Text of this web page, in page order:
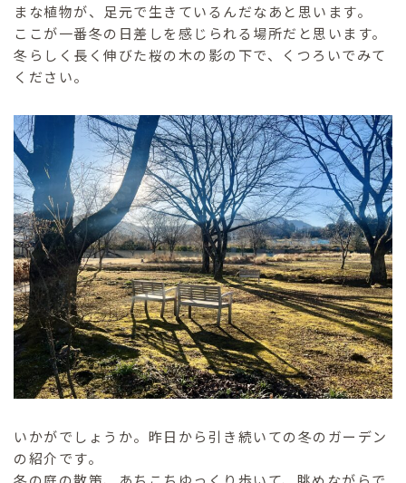
まな植物が、足元で生きているんだなあと思います。
ここが一番冬の日差しを感じられる場所だと思います。
冬らしく長く伸びた桜の木の影の下で、くつろいでみて
ください。
いかがでしょうか。昨日から引き続いての冬のガーデン
の紹介です。